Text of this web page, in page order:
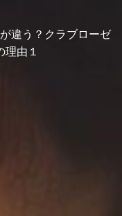
違う？クラブローゼ
理由１